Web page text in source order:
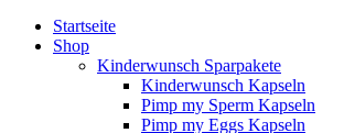
Startseite
Shop
Kinderwunsch Sparpakete
Kinderwunsch Kapseln
Pimp my Sperm Kapseln
Pimp my Eggs Kapseln